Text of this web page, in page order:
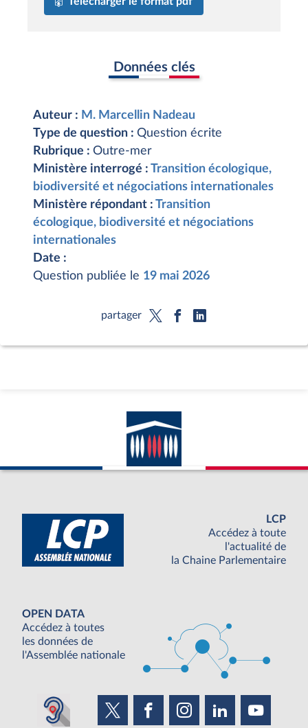
Données clés
Auteur : M. Marcellin Nadeau
Type de question : Question écrite
Rubrique : Outre-mer
Ministère interrogé : Transition écologique,
biodiversité et négociations internationales
Ministère répondant : Transition
écologique, biodiversité et négociations
internationales
Date :
Question publiée le 19 mai 2026
partager
LCP
Accédez à toute
l'actualité de
la Chaine Parlementaire
OPEN DATA
Accédez à toutes
les données de
l'Assemblée nationale